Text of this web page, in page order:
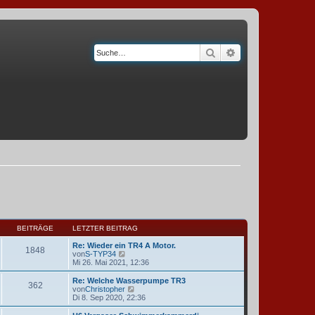
Suche
BEITRÄGE LETZTER BEITRAG
1848
Re: Wieder ein TR4 A Motor.
vonS-TYP34
u
e
s
t
r
Mi 26. Mai 2021, 12:36
362
Re: Welche Wasserpumpe TR3
vonChristopher
e
u
Di 8. Sep 2020, 22:36